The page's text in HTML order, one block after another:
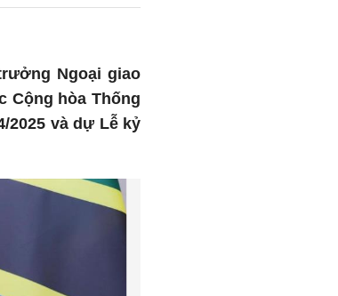
Ngoại giao
Cộng hòa Thống
2025 và dự Lễ kỷ